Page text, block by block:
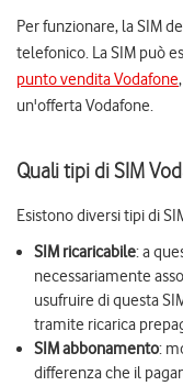
Per funzionare, la SIM
telefonico. La SIM può
punto vendita Vodafone
un'offerta Vodafone.
Quali tipi di SIM
Esistono diversi tipi di
SIM ricaricabile: a
necessariamente
usufruire di questa
tramite ricarica
SIM abbonamento:
differenza che il